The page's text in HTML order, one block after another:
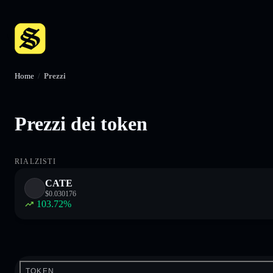
Home / Prezzi
Prezzi dei token
RIALZISTI
CATE
$0.030176
103.72%
TOKEN